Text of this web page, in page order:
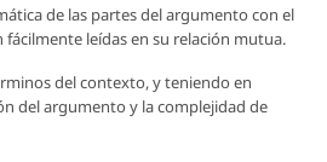
de las partes del argumento con el
fácilmente leídas en su relación mutua.
del contexto, y teniendo en
del argumento y la complejidad de